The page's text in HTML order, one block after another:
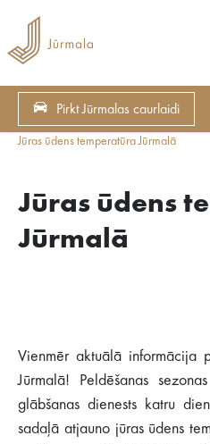
Pirkt Jūrmalas caurlaidi
Jūras ūdens temperatūra Jūrmalā
Jūras ūdens
Jūrmalā
Vienmēr aktuālā informācija
Jūrmalā! Peldēšanas
glābšanas dienests katru
sadaļā atjauno jūras ūdens